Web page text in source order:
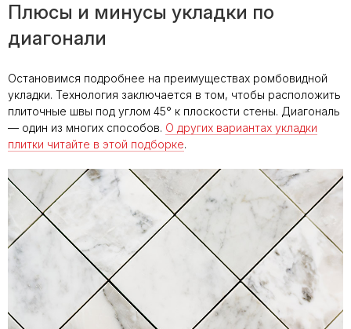
Плюсы и минусы укладки по
диагонали
Остановимся подробнее на преимуществах ромбовидной
укладки. Технология заключается в том, чтобы расположить
плиточные швы под углом 45° к плоскости стены. Диагональ
— один из многих способов. О других вариантах укладки
плитки читайте в этой подборке.